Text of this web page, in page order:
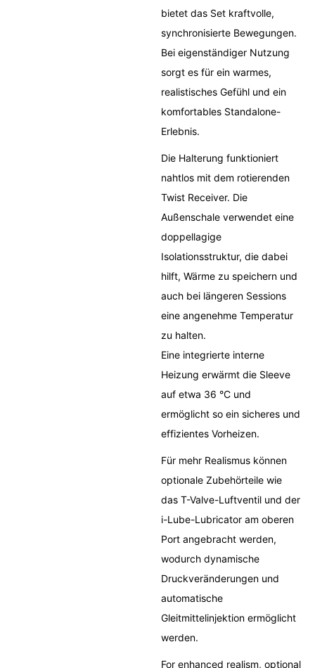
bietet das Set kraftvolle,
synchronisierte Bewegungen.
Bei eigenständiger Nutzung
sorgt es für ein warmes,
realistisches Gefühl und ein
komfortables Standalone-
Erlebnis.
Die Halterung funktioniert
nahtlos mit dem rotierenden
Twist Receiver. Die
Außenschale verwendet eine
doppellagige
Isolationsstruktur, die dabei
hilft, Wärme zu speichern und
auch bei längeren Sessions
eine angenehme Temperatur
zu halten.
Eine integrierte interne
Heizung erwärmt die Sleeve
auf etwa 36 °C und
ermöglicht so ein sicheres und
effizientes Vorheizen.
Für mehr Realismus können
optionale Zubehörteile wie
das T-Valve-Luftventil und der
i-Lube-Lubricator am oberen
Port angebracht werden,
wodurch dynamische
Druckveränderungen und
automatische
Gleitmittelinjektion ermöglicht
werden.
For enhanced realism, optional